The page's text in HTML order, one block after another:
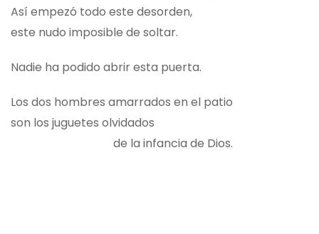
Así empezó todo este desorden,
este nudo imposible de soltar.
Nadie ha podido abrir esta puerta.
Los dos hombres amarrados en el patio
son los juguetes olvidados
de la infancia de Dios.